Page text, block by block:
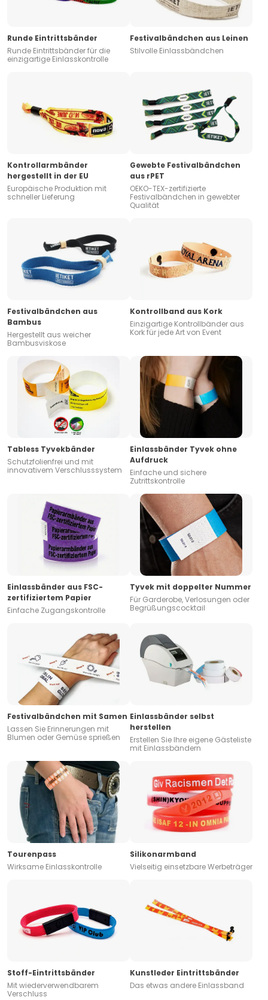
Runde Eintrittsbänder
Runde Eintrittsbänder für die
einzigartige Einlasskontrolle
Festivalbändchen aus Leinen
Stilvolle Einlassbändchen
Kontrollarmbänder
hergestellt in der EU
Europäische Produktion mit
schneller Lieferung
Gewebte Festivalbändchen
aus rPET
OEKO-TEX-zertifizierte
Festivalbändchen in gewebter
Qualität
Festivalbändchen aus
Bambus
Hergestellt aus weicher
Bambusviskose
Kontrollband aus Kork
Einzigartige Kontrollbänder aus
Kork für jede Art von Event
Tabless Tyvekbänder
Schutzfolienfrei und mit
innovativem Verschlusssystem
Einlassbänder Tyvek ohne
Aufdruck
Einfache und sichere
Zutrittskontrolle
Einlassbänder aus FSC-
zertifiziertem Papier
Einfache Zugangskontrolle
Tyvek mit doppelter Nummer
Für Garderobe, Verlosungen oder
Begrüßungscocktail
Festivalbändchen mit Samen
Lassen Sie Erinnerungen mit
Blumen oder Gemüse sprießen
Einlassbänder selbst
herstellen
Erstellen Sie Ihre eigene Gästeliste
mit Einlassbändern
Tourenpass
Wirksame Einlasskontrolle
Silikonarmband
Vielseitig einsetzbare Werbeträger
Stoff-Eintrittsbänder
Mit wiederverwendbarem
Verschluss
Kunstleder Eintrittsbänder
Das etwas andere Einlassband